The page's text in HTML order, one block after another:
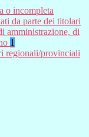
o incompleta
da parte dei titolari
amministrazione, di
1
regionali/provinciali